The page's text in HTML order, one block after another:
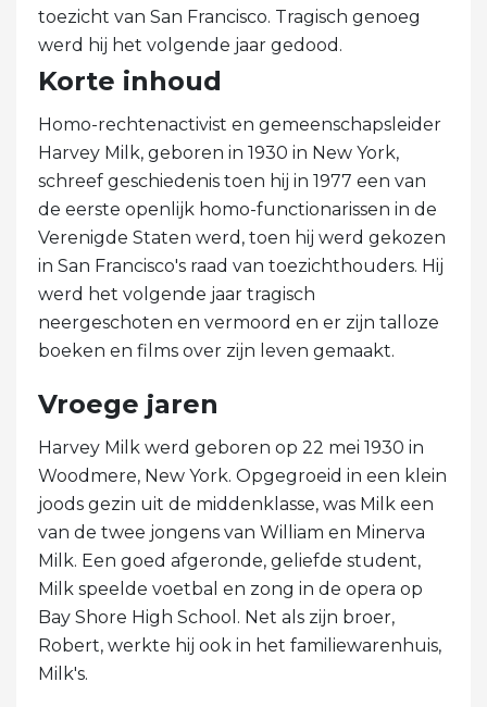
toezicht van San Francisco. Tragisch genoeg
werd hij het volgende jaar gedood.
Korte inhoud
Homo-rechtenactivist en gemeenschapsleider
Harvey Milk, geboren in 1930 in New York,
schreef geschiedenis toen hij in 1977 een van
de eerste openlijk homo-functionarissen in de
Verenigde Staten werd, toen hij werd gekozen
in San Francisco's raad van toezichthouders. Hij
werd het volgende jaar tragisch
neergeschoten en vermoord en er zijn talloze
boeken en films over zijn leven gemaakt.
Vroege jaren
Harvey Milk werd geboren op 22 mei 1930 in
Woodmere, New York. Opgegroeid in een klein
joods gezin uit de middenklasse, was Milk een
van de twee jongens van William en Minerva
Milk. Een goed afgeronde, geliefde student,
Milk speelde voetbal en zong in de opera op
Bay Shore High School. Net als zijn broer,
Robert, werkte hij ook in het familiewarenhuis,
Milk's.